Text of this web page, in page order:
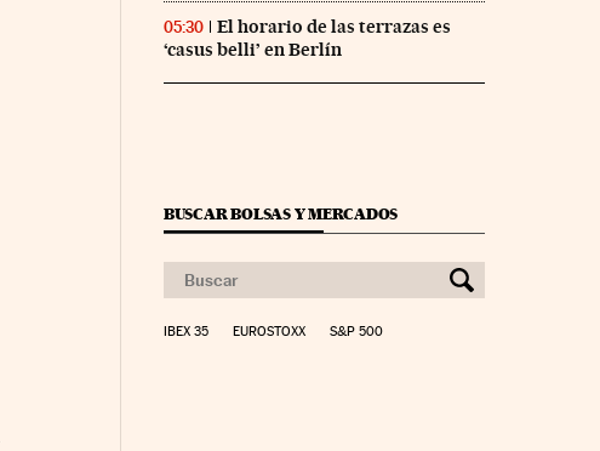
05:30
El horario de las terrazas es
‘casus belli’ en Berlín
BUSCAR BOLSAS Y MERCADOS
IBEX 35 EUROSTOXX S&P 500